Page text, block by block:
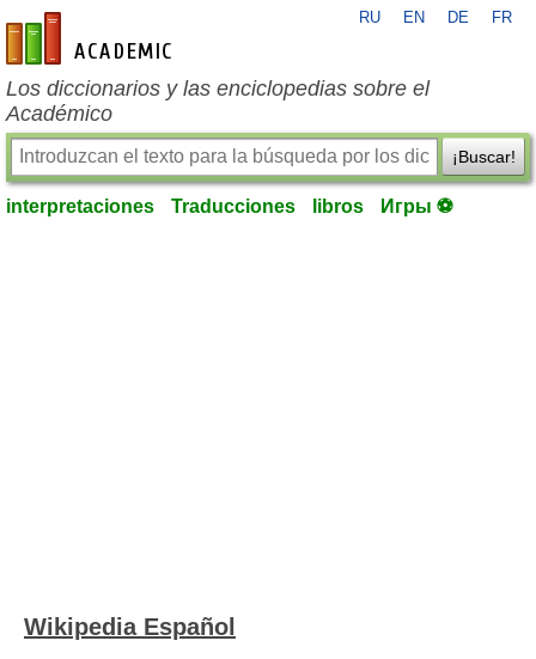
es-academic.com
RU EN DE FR
Los diccionarios y las enciclopedias sobre el
Académico
¡Buscar!
interpretaciones Traducciones libros Игры ⚽
Wikipedia Español